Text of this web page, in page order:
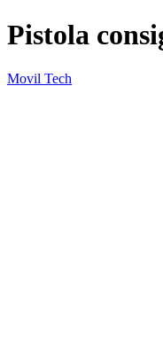
Pistola
Movil Tech